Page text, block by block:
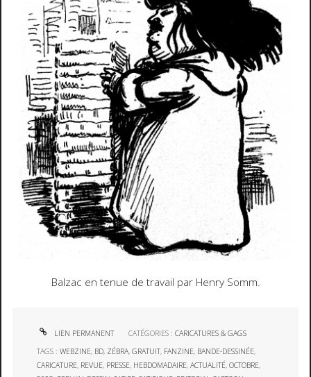
Balzac en tenue de travail par Henry Somm.
LIEN PERMANENT CATÉGORIES :CARICATURES & GAGS
TAGS :WEBZINE, BD, ZÉBRA,GRATUIT, FANZINE, BANDE-DESSINÉE,
CARICATURE, REVUE, PRESSE, HEBDOMADAIRE,ACTUALITÉ,OCTOBRE,